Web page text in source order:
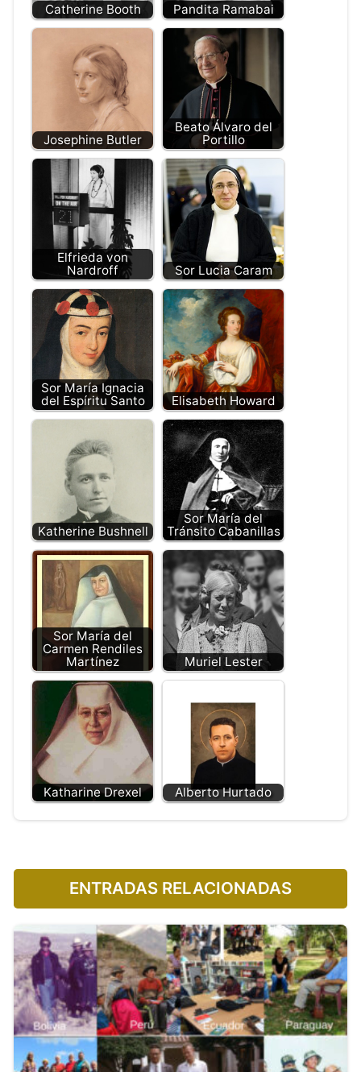
Catherine Booth Pandita Ramabai
Josephine Butler
Beato Álvaro del
Portillo
Elfrieda von
Nardroff
Sor Lucia Caram
Sor María Ignacia
del Espíritu Santo
Elisabeth Howard
Katherine Bushnell
Sor María del
Tránsito Cabanillas
Sor María del
Carmen Rendiles
Martínez
Muriel Lester
Katharine Drexel Alberto Hurtado
ENTRADAS RELACIONADAS